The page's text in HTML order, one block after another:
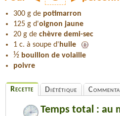
300 g de potimarron
125 g d'oignon jaune
20 g de chèvre demi-sec
1 c. à soupe d' huile
½ bouillon de volaille
poivre
Recette Diététique
Temps total : au